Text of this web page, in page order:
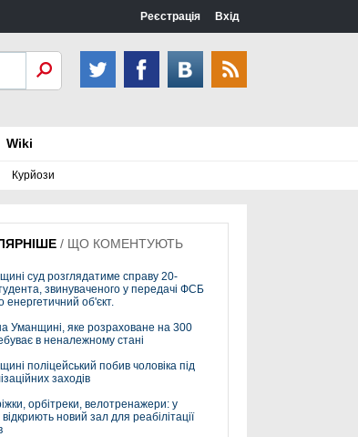
Реєстрація Вхід
Курйози
Wiki
/ ЩО КОМЕНТУЮТЬ
суд розглядатиме справу 20-
звинуваченого у передачі ФСБ
енергетичний об'єкт.
Уманщині, яке розраховане на 300
в неналежному стані
поліцейський побив чоловіка під
заходів
орбітреки, велотренажери: у
новий зал для реабілітації